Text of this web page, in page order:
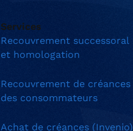
Services
Recouvrement successoral
et homologation
Recouvrement de créances
des consommateurs
Achat de créances (Invenio)